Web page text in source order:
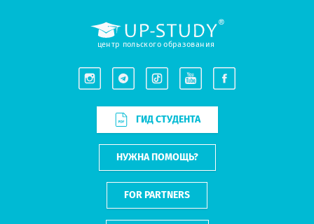
центр польского образования
ГИД СТУДЕНТА
НУЖНА ПОМОЩЬ?
FOR PARTNERS